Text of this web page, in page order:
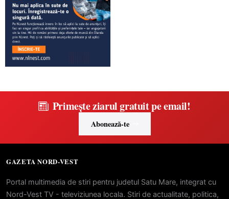
Primește ziarul gratuit pe email!
Abonează-te
GAZETA NORD-VEST
Portal multimedia de stiri pentru judetul Satu Mare, integrat cu
Nord-Vest TV - televiziunea locala. Stiri de actualitate, politica,